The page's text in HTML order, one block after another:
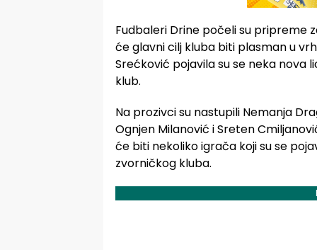
Fudbaleri Drine počeli su pripreme
će glavni cilj kluba biti plasman u
Srećković pojavila su se neka nova
klub.
Na prozivci su nastupili Nemanja
Ognjen Milanović i Sreten
će biti nekoliko igrača koji su se
zvorničkog kluba.